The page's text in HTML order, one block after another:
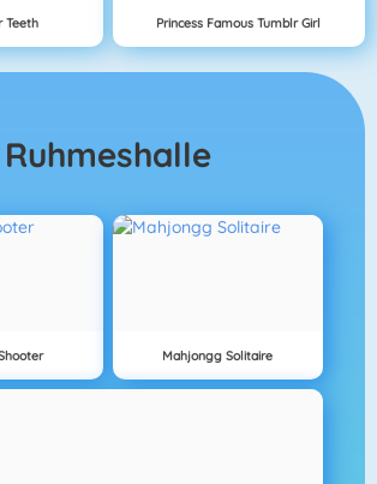
Teeth Princess Famous Tumblr Girl
Ruhmeshalle
Mahjongg Solitaire